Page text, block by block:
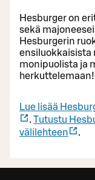
Hesburger on
sekä
Hesburgerin
ensiluokkaisista
monipuolista ja
herkuttelemaan!
Lue lisää
. Tutustu
välilehteen
.